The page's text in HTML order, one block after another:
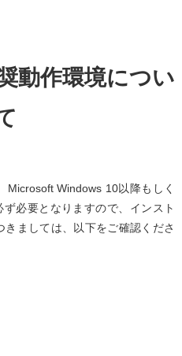
動作環境につい
Windows 10以降もしく
必要となりますので、インスト
ましては、以下をご確認くださ